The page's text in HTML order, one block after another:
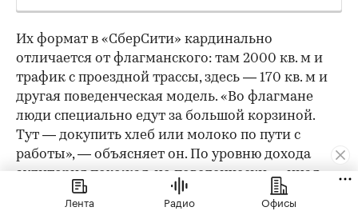
Их формат в «СберСити» кардинально
отличается от флагманского: там 2000 кв. м и
трафик с проездной трассы, здесь — 170 кв. м и
другая поведенческая модель. «Во флагмане
люди специально едут за большой корзиной.
Тут — докупить хлеб или молоко по пути с
работы», — объясняет он. По уровню дохода
аудитория похожая, но поведенчески — иная.
Ключевые «фишки» остаются: качество
Лента Радио Офисы